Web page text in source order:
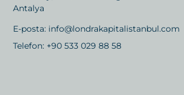
Antalya
E-posta: info@londrakapitalistanbul.com
Telefon: +90 533 029 88 58